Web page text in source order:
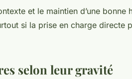
et le maintien d’une bonne
si la prise en charge directe
selon leur gravité